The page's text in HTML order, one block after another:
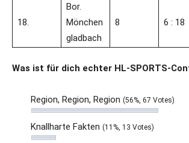
18.
Bor.
Mönchen
gladbach
8 6 : 18
Was ist für dich echter HL-SPORTS-
Region, Region, Region (56%, 67 Votes)
Knallharte Fakten (11%, 13 Votes)